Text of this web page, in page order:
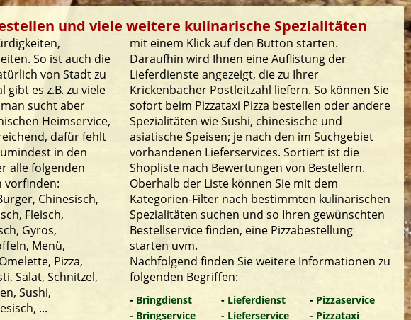
und viele weitere kulinarische Spezialitäten
So ist auch die
von Stadt zu
es z.B. zu viele
sucht aber
Heimservice,
dafür fehlt
in den
alle folgenden
vorfinden:
Chinesisch,
Fleisch,
Gyros,
Menü,
Pizza,
Salat, Schnitzel,
Sushi,
...
mit einem Klick auf den Button starten.
Daraufhin wird Ihnen eine Auflistung der
Lieferdienste angezeigt, die zu Ihrer
Krickenbacher Postleitzahl liefern. So können Sie
sofort beim Pizzataxi Pizza bestellen oder andere
Spezialitäten wie Sushi, chinesische und
asiatische Speisen; je nach den im Suchgebiet
vorhandenen Lieferservices. Sortiert ist die
Shopliste nach Bewertungen von Bestellern.
Oberhalb der Liste können Sie mit dem
Kategorien-Filter nach bestimmten kulinarischen
Spezialitäten suchen und so Ihren gewünschten
Bestellservice finden, eine Pizzabestellung
starten uvm.
Nachfolgend finden Sie weitere Informationen zu
folgenden Begriffen:
- Bringdienst
- Bringservice
- Lieferdienst
- Lieferservice
- Pizzaservice
- Pizzataxi